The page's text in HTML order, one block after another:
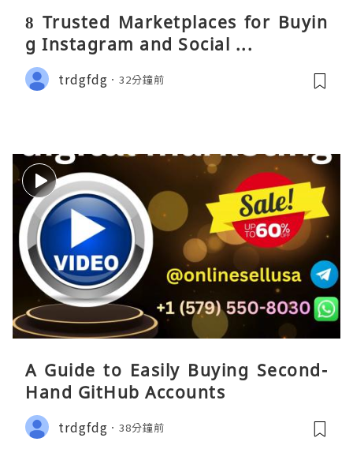
8 Trusted Marketplaces for Buyin
g Instagram and Social ...
trdgfdg 32分鐘前
A Guide to Easily Buying Second-
Hand GitHub Accounts
trdgfdg 38分鐘前